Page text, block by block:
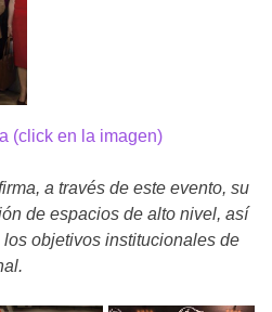
(click en la imagen)
a través de este evento, su
de espacios de alto nivel, así
objetivos institucionales de